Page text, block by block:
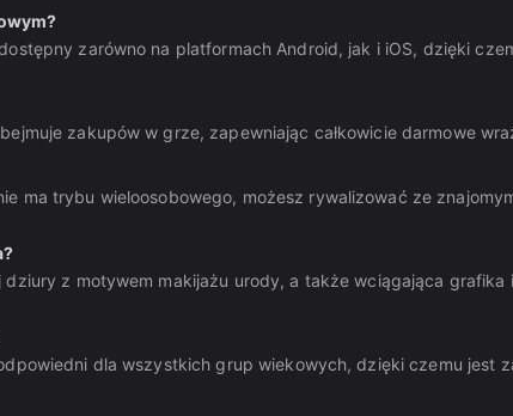
zarówno na platformach Android, jak i iOS, dzięki
zakupów w grze, zapewniając całkowicie darmowe
ma trybu wieloosobowego, możesz rywalizować ze
dziury z motywem makijażu urody, a także wciągająca
dla wszystkich grup wiekowych, dzięki czemu jest